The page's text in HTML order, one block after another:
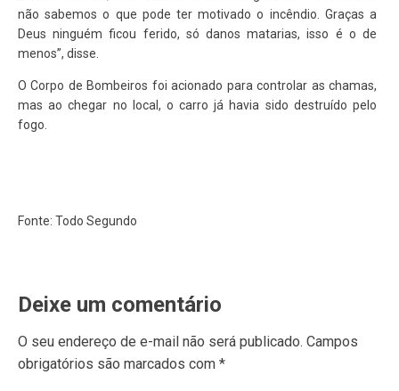
não sabemos o que pode ter motivado o incêndio. Graças a
Deus ninguém ficou ferido, só danos matarias, isso é o de
menos”, disse.
O Corpo de Bombeiros foi acionado para controlar as chamas,
mas ao chegar no local, o carro já havia sido destruído pelo
fogo.
Fonte: Todo Segundo
Deixe um comentário
O seu endereço de e-mail não será publicado. Campos
obrigatórios são marcados com *